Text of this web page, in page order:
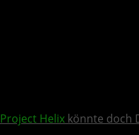
Project Helix könnte doch